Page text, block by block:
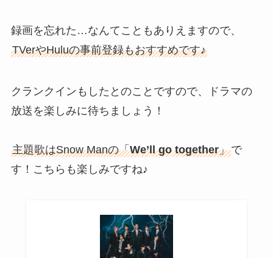
録画を忘れた…なんてこともありえますので、
TVerやHuluの事前登録もおすすめです♪
クランクインもしたとのことですので、ドラマの
放送を楽しみに待ちましょう！
主題歌はSnow Manの「We’ll go together」で
す！こちらも楽しみですね♪